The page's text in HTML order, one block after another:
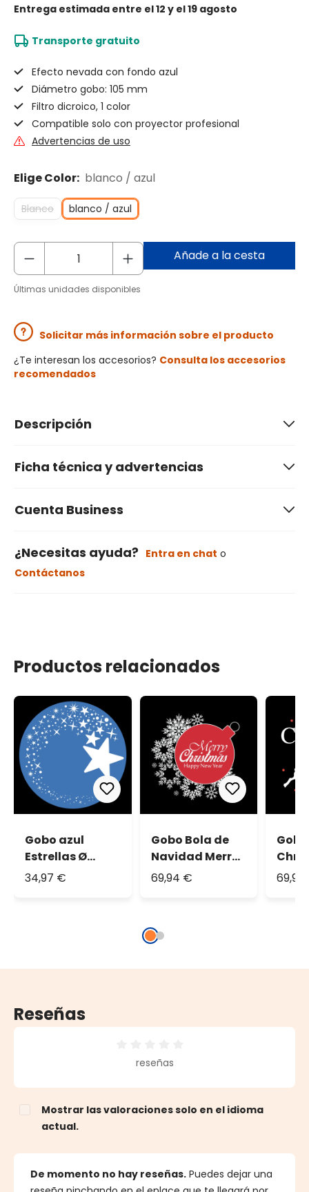
Entrega estimada entre el 12 y el 19 agosto
Transporte gratuito
Efecto nevada con fondo azul
Diámetro gobo: 105 mm
Filtro dicroico, 1 color
Compatible solo con proyector profesional
Advertencias de uso
Elige Color: blanco / azul
Blanco blanco / azul
Añade a la cesta
Últimas unidades disponibles
Solicitar más información sobre el producto
¿Te interesan los accesorios? Consulta los accesorios
recomendados
Descripción
Ficha técnica y advertencias
Cuenta Business
¿Necesitas ayuda? Entra en chat o
Contáctanos
Productos relacionados
Gobo azul
Estrellas Ø
48mm
34,97 €
Gobo Bola de
Navidad Merry
Christmas Ø
69,94 €
Reseñas
Calificación promedio de 0 de 5 estrellas
reseñas
Mostrar las valoraciones solo en el idioma
actual.
De momento no hay reseñas. Puedes dejar una